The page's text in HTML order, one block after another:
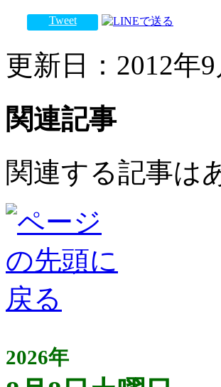
Tweet
更新日：2012年
関連記事
関連する記事は
2026年